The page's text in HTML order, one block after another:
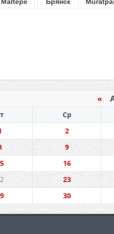
Maltepe Брянск
«
Ср
2
9
16
23
30